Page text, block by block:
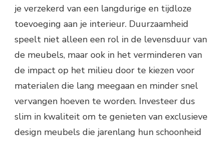
je verzekerd van een langdurige en tijdloze
toevoeging aan je interieur. Duurzaamheid
speelt niet alleen een rol in de levensduur van
de meubels, maar ook in het verminderen van
de impact op het milieu door te kiezen voor
materialen die lang meegaan en minder snel
vervangen hoeven te worden. Investeer dus
slim in kwaliteit om te genieten van exclusieve
design meubels die jarenlang hun schoonheid